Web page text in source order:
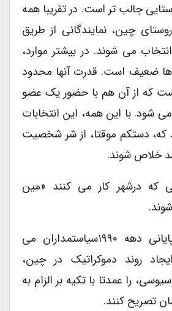
جالب تر است. در تقریبا همه
هزار روستای چین، نمایندگانی از طریق
می شوند. در بیشتر موارد،
ها ضعیف است. قدرت آنها محدود
که از آن هم با حضور یک عضو
شود. با این همه، این انتخابات
دستکم موقتا، از شر شخصیت
خلاص شوند.
که درشهر کار می کنند «مین
۲- از سال های پایانی دهه ۱۹۹۰سیاستمداران می
روند دموکراتیک در چین،
را عمدتا با تکیه بر الزام به
تصریح کنند.